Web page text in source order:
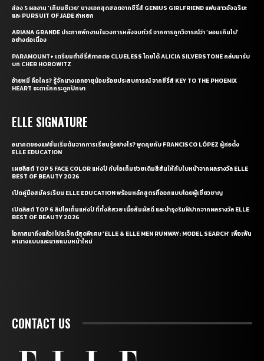
ส่อง 5 ผลงาน ‘เถียนซีเวย’ นางเอกสุดฮอตจากซีรี่ส์ GENIUS GIRLFRIEND แฟนสาวอัจฉริยะ
และ PURSUIT OF JADE ล่าหยก
ARIANA GRANDE ประกาศพักงานในวงการหลังจบทัวร์ จากการถูกวิจารณ์ว่า ‘ผอมเกินไป’
อย่างต่อเนื่อง
PARAMOUNT+ เตรียมทำซีรี่ส์ภาคต่อ CLUELESS โดยได้ ALICIA SILVERSTONE กลับมารับ
บท CHER HOROWITZ
อ้ายหมี่ คือใคร? รู้จักนางเอกอายุน้อยร้อยประสบการณ์ จากซีรี่ส์ KEY TO THE PHOENIX
HEART ชะตารักกระดูกปักษา
ELLE SIGNATURE
อนาคตของแฟชั่นเริ่มต้นจากการเรียนรู้อย่างไร? พูดคุยกับ FRANCISCO LÓPEZ ผู้ก่อตั้ง
ELLE EDUCATION
เผยลิสต์ TOP 5 FACE COLOR แห่งปี กับไอเท็มช่วยเติมสีสันให้กับใบหน้าจากผลรางวัล ELLE
BEST OF BEAUTY 2026
เปิดคู่มือสมัครเรียน ELLE EDUCATION พร้อมหลักสูตรที่ออกแบบโดยผู้เชี่ยวชาญ
เปิดลิสต์ TOP 6 ลิปไอเท็มแห่งปี ที่ทั้งสีสวย เนื้อสัมผัสดี และบำรุงริมฝีปากจากผลรางวัล ELLE
BEST OF BEAUTY 2026
โอกาสมาถึงแล้ว! โปรเจ็กต์สุดพิเศษ ‘ELLE & ELLE MEN RUNWAY: MODEL SEARCH’ เพื่อเฟ้น
หานางแบบและนายแบบหน้าใหม่
CONTACT US